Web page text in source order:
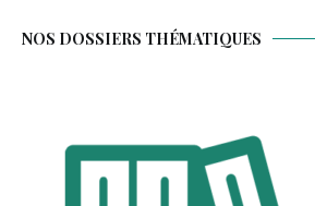
NOS DOSSIERS THÉMATIQUES